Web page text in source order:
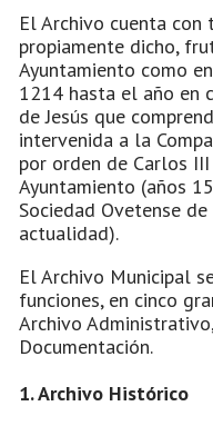
El Archivo cuenta
propiamente dicho,
Ayuntamiento como
1214 hasta el año en
de Jesús que
intervenida a la
por orden de Carlos
Ayuntamiento (años
Sociedad Ovetense
actualidad).
El Archivo Municipal
funciones, en cinco
Archivo
Documentación.
1. Archivo Histórico